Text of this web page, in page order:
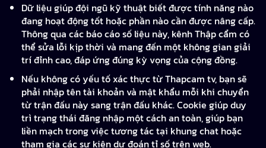
Dữ liệu giúp đội ngũ kỹ thuật biết được tính năng nào
đang hoạt động tốt hoặc phần nào cần được nâng cấp.
Thông qua các báo cáo số liệu này, kênh Thập cẩm có
thể sửa lỗi kịp thời và mang đến một không gian giải
trí đỉnh cao, đáp ứng đúng kỳ vọng của cộng đồng.
Nếu không có yếu tố xác thực từ Thapcam tv, bạn sẽ
phải nhập tên tài khoản và mật khẩu mỗi khi chuyển
từ trận đấu này sang trận đấu khác. Cookie giúp duy
trì trạng thái đăng nhập một cách an toàn, giúp bạn
liền mạch trong việc tương tác tại khung chat hoặc
tham gia các sự kiện dự đoán tỉ số trên web.